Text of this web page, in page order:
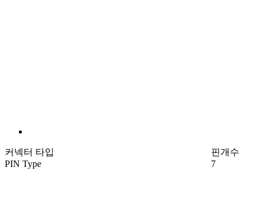
커넥터 타입
PIN Type
핀개수
7